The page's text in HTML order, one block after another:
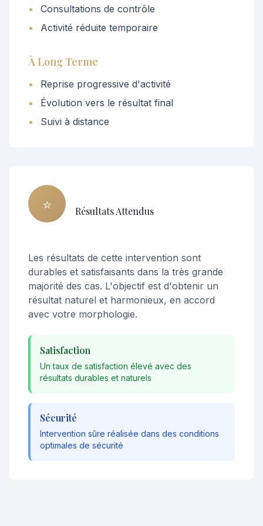
•
Consultations de contrôle
•
Activité réduite temporaire
À Long Terme
•
Reprise progressive d'activité
•
Évolution vers le résultat final
•
Suivi à distance
⭐ Résultats Attendus
Les résultats de cette intervention sont
durables et satisfaisants dans la très grande
majorité des cas. L'objectif est d'obtenir un
résultat naturel et harmonieux, en accord
avec votre morphologie.
Satisfaction
Un taux de satisfaction élevé avec des
résultats durables et naturels
Sécurité
Intervention sûre réalisée dans des conditions
optimales de sécurité